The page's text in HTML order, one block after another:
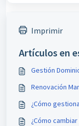
Imprimir
Artículos en
Gestión
Renovación
¿Cómo
¿Cómo